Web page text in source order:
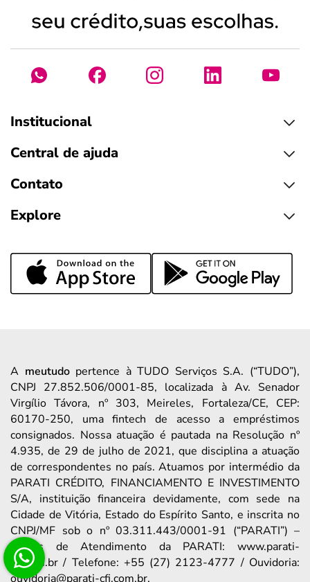
Institucional
Central de ajuda
Contato
Explore
A meutudopertence à TUDO Serviços S.A. (“TUDO”),
CNPJ 27.852.506/0001-85, localizada à Av. Senador
Virgílio Távora, nº 303, Meireles, Fortaleza/CE, CEP:
60170-250, uma fintech de acesso a empréstimos
consignados. Nossa atuação é pautada na Resolução nº
4.935, de 29 de julho de 2021, que disciplina a atuação
de correspondentes no país. Atuamos por intermédio da
PARATI CRÉDITO, FINANCIAMENTO E INVESTIMENTO
S/A, instituição financeira devidamente, com sede na
Cidade de Vitória, Estado do Espírito Santo, e inscrita no
CNPJ/MF sob o nº 03.311.443/0001-91 (“PARATI”) –
Canais de Atendimento da PARATI: www.parati-
cfi.com.br / Telefone: +55 (27) 2123-4777 / Ouvidoria:
ouvidoria@parati-cfi.com.br.